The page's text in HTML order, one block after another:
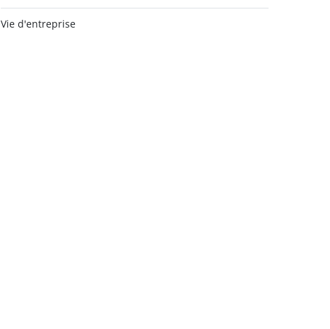
Vie d'entreprise